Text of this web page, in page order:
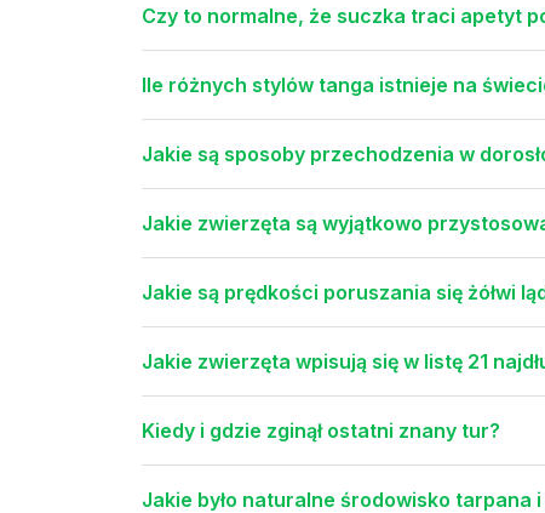
Czy to normalne, że suczka traci apetyt
Ile różnych stylów tanga istnieje na
Jakie są sposoby przechodzenia w
Jakie zwierzęta są wyjątkowo
Jakie są prędkości poruszania się żółwi
Jakie zwierzęta wpisują się w listę 21
Kiedy i gdzie zginął ostatni znany tur?
Jakie było naturalne środowisko tarpana